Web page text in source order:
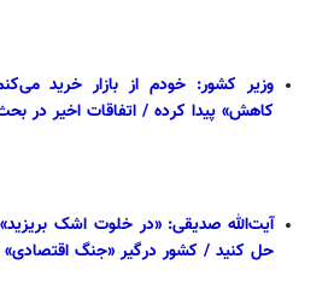
وزیر کشور: خودم از بازار خرید
کاهش» پیدا کرده / اتفاقات اخیر در
آیت‌الله صدیقی: «در خلوت اشک
حل کنید / کشور درگیر «جنگ